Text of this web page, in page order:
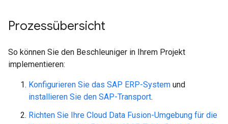
Prozessübersicht
So können Sie den Beschleuniger in Ihrem Projekt
implementieren:
Konfigurieren Sie das SAP ERP-System und
installieren Sie den SAP-Transport.
Richten Sie Ihre Cloud Data Fusion-Umgebung für die